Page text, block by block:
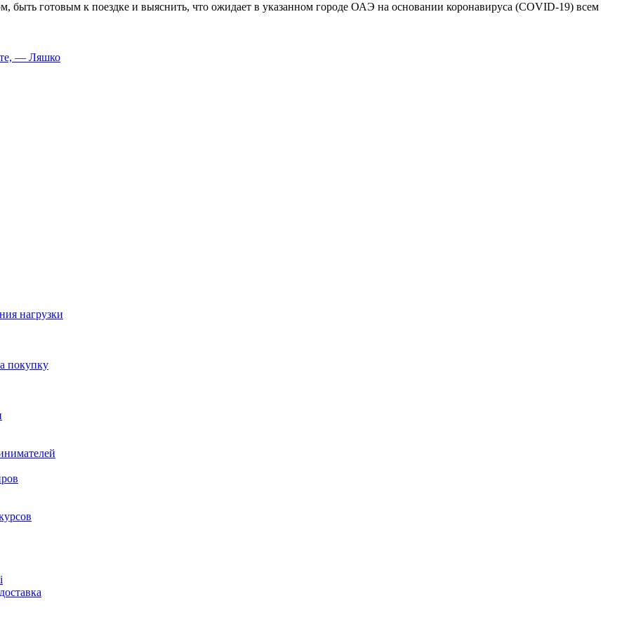
быть готовым к поездке и выяснить, что ожидает в указанном городе ОАЭ на основании коронавируса (COVID-19) всем
— Ляшко
нагрузки
покупку